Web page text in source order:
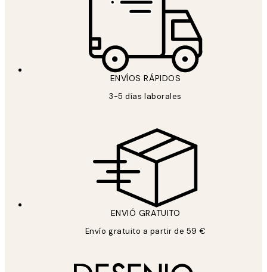
ENVÍOS RÁPIDOS
3-5 días laborales
ENVIÓ GRATUITO
Envío gratuito a partir de 59 €